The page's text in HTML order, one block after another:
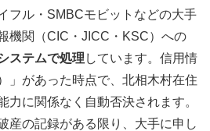
フル・SMBCモビットなどの大手
機関（CIC・JICC・KSC）への
ステムで処理 しています。信用情
」があった時点で、北相木村在住
力に関係なく自動否決されます。
産の記録がある限り、大手に申し